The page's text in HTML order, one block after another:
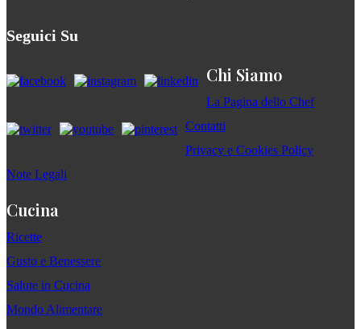
Seguici Su
Chi Siamo
La Pagina dello Chef
Contatti
Privacy e Cookies Policy
Note Legali
Cucina
Ricette
Gusto e Benessere
Salute in Cucina
Mondo Alimentare